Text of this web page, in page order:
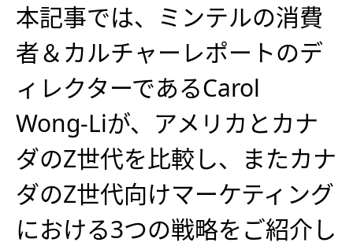
本記事では、ミンテルの消費
者＆カルチャーレポートのデ
ィレクターであるCarol
Wong-Liが、アメリカとカナ
ダのZ世代を比較し、またカナ
ダのZ世代向けマーケティング
における3つの戦略をご紹介し